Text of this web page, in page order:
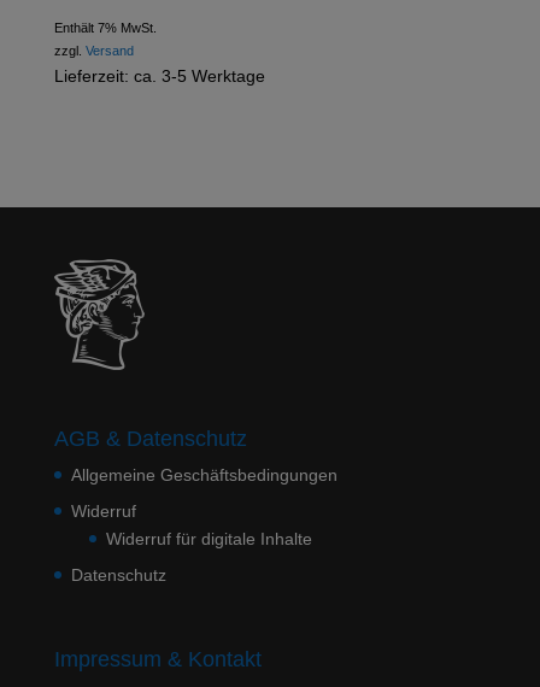
Enthält 7% MwSt.
zzgl. Versand
Lieferzeit: ca. 3-5 Werktage
AGB & Datenschutz
Allgemeine Geschäftsbedingungen
Widerruf
Widerruf für digitale Inhalte
Datenschutz
Impressum & Kontakt